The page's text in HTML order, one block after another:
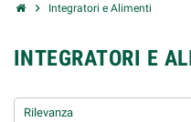
chevron_right Integratori e Alimenti
INTEGRATORI E
Rilevanza